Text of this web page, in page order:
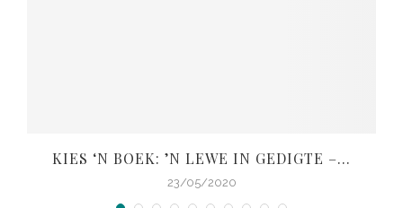
KIES ‘N BOEK: ’N LEWE IN GEDIGTE –...
23/05/2020